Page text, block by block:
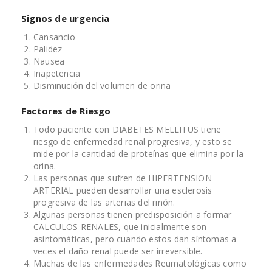
Signos de urgencia
Cansancio
Palidez
Nausea
Inapetencia
Disminución del volumen de orina
Factores de Riesgo
Todo paciente con DIABETES MELLITUS tiene
riesgo de enfermedad renal progresiva, y esto se
mide por la cantidad de proteínas que elimina por la
orina.
Las personas que sufren de HIPERTENSION
ARTERIAL pueden desarrollar una esclerosis
progresiva de las arterias del riñón.
Algunas personas tienen predisposición a formar
CALCULOS RENALES, que inicialmente son
asintomáticas, pero cuando estos dan síntomas a
veces el daño renal puede ser irreversible.
Muchas de las enfermedades Reumatológicas como